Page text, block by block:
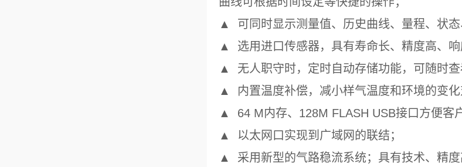
▲ 可同时显示测量值、历史曲线、量程、状态
▲ 选用进口传感器，具有寿命长、精度高、响
▲ 无人职守时，定时自动存储功能，可随时查
▲ 内置温度补偿，减小样气温度和环境的变化
▲ 64 M内存、128M FLASH USB接口方便客
▲ 以太网口实现到广域网的联结；
▲ 采用新型的气路稳流系统；具有技术、精